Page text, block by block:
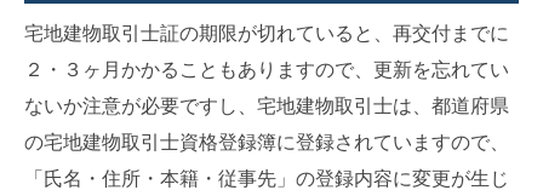
宅地建物取引士証の期限が切れていると、再交付までに
２・３ヶ月かかることもありますので、更新を忘れてい
ないか注意が必要ですし、宅地建物取引士は、都道府県
の宅地建物取引士資格登録簿に登録されていますので、
「氏名・住所・本籍・従事先」の登録内容に変更が生じ